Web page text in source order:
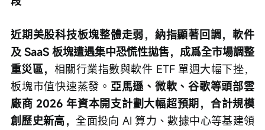
近期美股科技板塊整體走弱，納指顯著回調，軟件
及 SaaS 板塊遭遇集中恐慌性拋售，成爲全市場調整
重災區， 相關行業指數與軟件 ETF 單週大幅下挫，
板塊市值快速蒸發。 亞馬遜、微軟、谷歌等頭部雲
廠商 2026 年資本開支計劃大幅超預期，合計規模
創歷史新高，全面投向 AI 算力、數據中心等基建領